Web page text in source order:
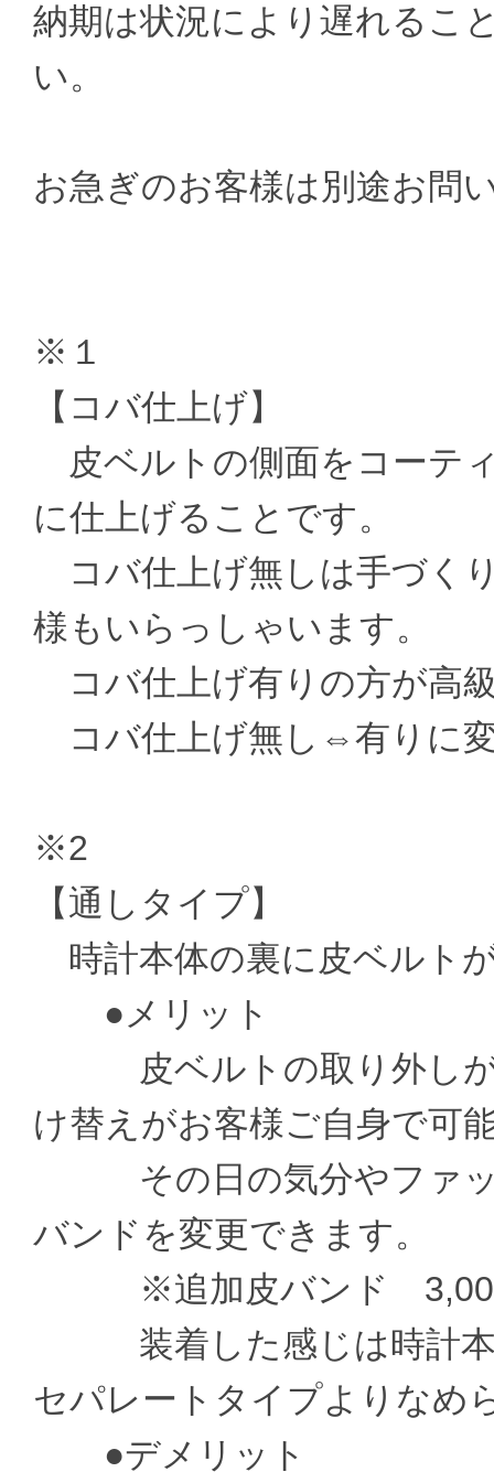
納期は状況により遅れるこ
い。
お急ぎのお客様は別途お問
※１
【コバ仕上げ】
皮ベルトの側面をコーテ
に仕上げることです。
コバ仕上げ無しは手づく
様もいらっしゃいます。
コバ仕上げ有りの方が高
コバ仕上げ無し⇔有りに
※2
【通しタイプ】
時計本体の裏に皮ベルト
●メリット
皮ベルトの取り外しが
け替えがお客様ご自身で可
その日の気分やファッ
バンドを変更できます。
※追加皮バンド 3,000
装着した感じは時計本
セパレートタイプよりなめ
●デメリット